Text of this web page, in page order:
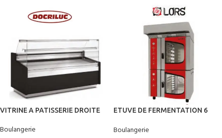
VITRINE A PATISSERIE DROITE
Boulangerie
ETUVE DE FERMENTATION 6
Boulangerie